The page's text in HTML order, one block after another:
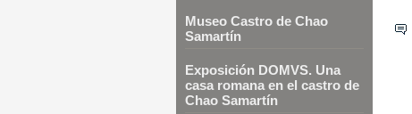
Museo Castro de Chao
Samartín
Exposición DOMVS. Una
casa romana en el castro de
Chao Samartín